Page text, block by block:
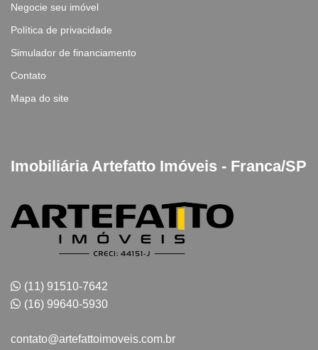
Negocie seu imóvel
Política de privacidade
Simulador de financiamento
Contato
Mapa do site
Imobiliária Artefatto Imóveis - Franca/SP
(11) 91510-7642
(16) 99640-5930
contato@artefattoimoveis.com.br